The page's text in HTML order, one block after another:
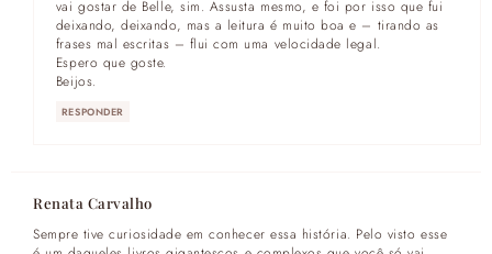
vai gostar de Belle, sim. Assusta mesmo, e foi por isso que fui
deixando, deixando, mas a leitura é muito boa e – tirando as
frases mal escritas – flui com uma velocidade legal.
Espero que goste.
Beijos.
RESPONDER
Renata Carvalho
Sempre tive curiosidade em conhecer essa história. Pelo visto esse